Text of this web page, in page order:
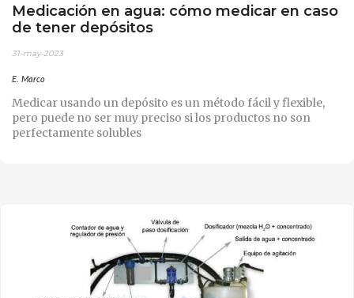
Medicación en agua: cómo medicar en caso
de tener depósitos
31-may-2023
E. Marco
Medicar usando un depósito es un método fácil y flexible,
pero puede no ser muy preciso si los productos no son
perfectamente solubles